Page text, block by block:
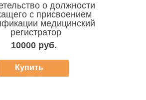
о должности
с присвоением
медицинский
регистратор
10000 руб.
Купить
курс